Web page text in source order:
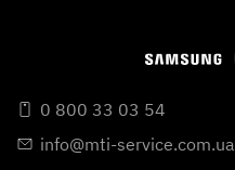
0 800 33 03 54
info@mti-service.com.ua